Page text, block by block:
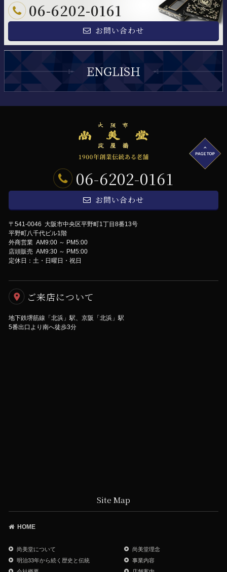
06-6202-0161
お問い合わせ
06-6202-0161
お問い合わせ
〒541-0046 大阪市中央区平野町1丁目8番13号
平野町八千代ビル1階
外商営業 AM9:00 ～ PM5:00
店頭販売 AM9:30 ～ PM5:00
定休日：土・日曜日・祝日
ご来店について
地下鉄堺筋線「北浜」駅、京阪「北浜」駅
5番出口より南へ徒歩3分
Site Map
HOME
尚美堂について
尚美堂理念
明治33年から続く歴史と伝統
事業内容